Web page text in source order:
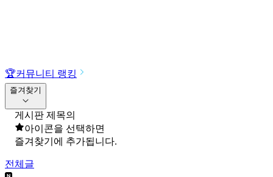
🏆커뮤니티 랭킹
즐겨찾기
게시판 제목의
아이콘을 선택하면
즐겨찾기에 추가됩니다.
전체글